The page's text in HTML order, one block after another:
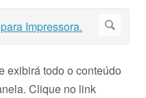
exibirá todo o conteúdo
Clique no link